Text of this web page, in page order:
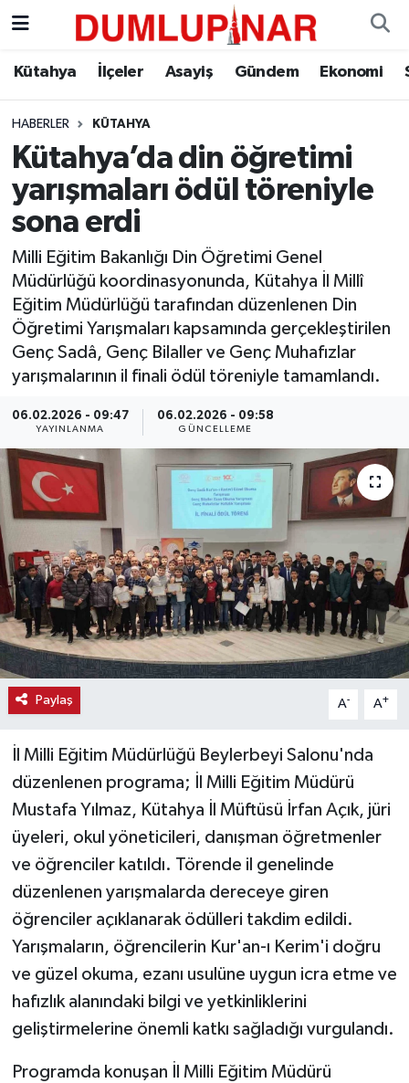
Kütahya İlçeler Asayiş Gündem Ekonomi
HABERLER KÜTAHYA
Kütahya’da din öğretimi
yarışmaları ödül töreniyle
sona erdi
Milli Eğitim Bakanlığı Din Öğretimi Genel
Müdürlüğü koordinasyonunda, Kütahya İl Millî
Eğitim Müdürlüğü tarafından düzenlenen Din
Öğretimi Yarışmaları kapsamında gerçekleştirilen
Genç Sadâ, Genç Bilaller ve Genç Muhafızlar
yarışmalarının il finali ödül töreniyle tamamlandı.
06.02.2026 - 09:47
YAYINLANMA
06.02.2026 - 09:58
GÜNCELLEME
Paylaş A- A+
İl Milli Eğitim Müdürlüğü Beylerbeyi Salonu'nda
düzenlenen programa; İl Milli Eğitim Müdürü
Mustafa Yılmaz, Kütahya İl Müftüsü İrfan Açık, jüri
üyeleri, okul yöneticileri, danışman öğretmenler
ve öğrenciler katıldı. Törende il genelinde
düzenlenen yarışmalarda dereceye giren
öğrenciler açıklanarak ödülleri takdim edildi.
Yarışmaların, öğrencilerin Kur'an-ı Kerim'i doğru
ve güzel okuma, ezanı usulüne uygun icra etme ve
hafızlık alanındaki bilgi ve yetkinliklerini
geliştirmelerine önemli katkı sağladığı vurgulandı.
Programda konuşan İl Milli Eğitim Müdürü
Asayiş
Diğer
Dünya
Eğitim
Ekonomi
Eleman
Emlak
Haber İlanlar
Kültür-Sanat
Magazin
Resmi İlanlar
Sağlık
Siyaset
Spor
Teknoloji
Vefat Haberleri
Yaşam
Kütahya Hava Durumu
Kütahya Trafik Yoğunluk Haritası
Süper Lig Puan Durumu ve Fikstür
Tüm Manşetler
Son Dakika Haberleri
Haber Arşivi